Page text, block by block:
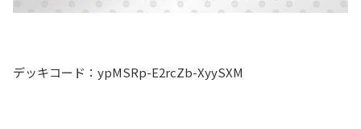
デッキコード：ypMSRp-E2rcZb-XyySXM